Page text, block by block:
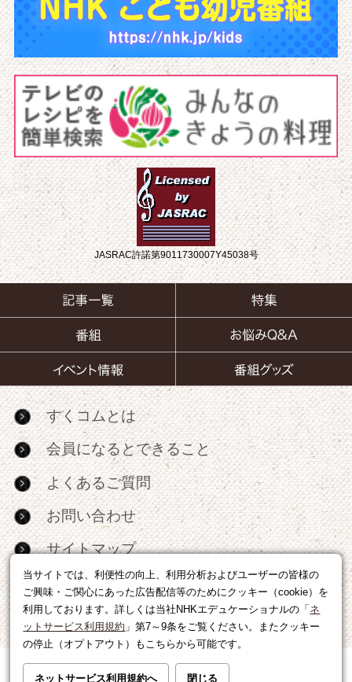
当サイトでは、利便性の向上、利用分析およびユーザーの皆様の
ご興味・ご関心にあった広告配信等のためにクッキー（cookie）を
利用しております。詳しくは当社NHKエデュケーショナルの「 ネ
ットサービス利用規約 」第7～9条をご覧ください。またクッキー
の停止（オプトアウト）もこちらから可能です。
ネットサービス利用規約へ 閉じる
JASRAC許諾第9011730007Y45038号
すくコムとは
会員になるとできること
よくあるご質問
お問い合わせ
サイトマップ
RSS
広告出稿・パートナーシップについて
利用規約|個人情報の取り扱いについて